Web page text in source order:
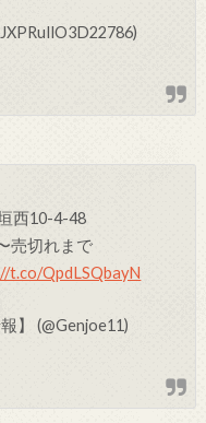
西10-4-48
売切れまで
t.co/QpdLSQbayN
】 (@Genjoe11)